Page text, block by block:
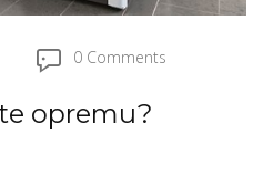
0 Comments
opremu?